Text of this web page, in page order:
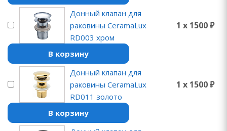
Донный клапан для
раковины CeramaLux
RD003 хром
1 x 1500 ₽
В корзину
Донный клапан для
раковины CeramaLux
RD011 золото
1 x 1500 ₽
В корзину